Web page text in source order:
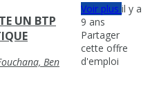
UN BTP
Ben
Voir plusil y a
9 ans
Partager
cette offre
d'emploi